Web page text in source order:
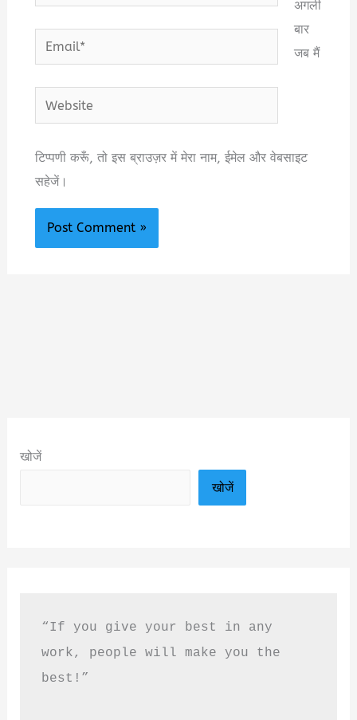
Email*
Website
अगली
बार
जब मैं
टिप्पणी करूँ, तो इस ब्राउज़र में मेरा नाम, ईमेल और वेबसाइट
सहेजें।
खोजें
खोजें
“If you give your best in any
work, people will make you the
best!”